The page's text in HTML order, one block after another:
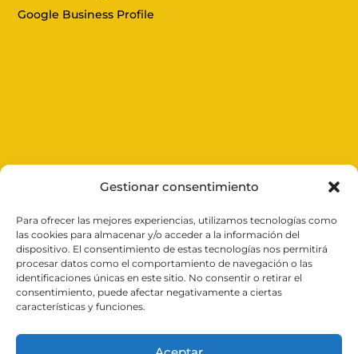
Gestionar consentimiento
Para ofrecer las mejores experiencias, utilizamos tecnologías como
las cookies para almacenar y/o acceder a la información del
dispositivo. El consentimiento de estas tecnologías nos permitirá
procesar datos como el comportamiento de navegación o las
identificaciones únicas en este sitio. No consentir o retirar el
consentimiento, puede afectar negativamente a ciertas
características y funciones.
Expertos en cerrajería enValencia, ofrecemos
soluciones rápidas y efectivas las 24 horas del día.
Desde aperturas de puertas y reparación de persianas
hasta la instalación de cerraduras inteligentes,
garantizamos tu seguridad con un servicio profesional
y cercano. Confía en nosotros para cuidar de tu
Google Business Profile